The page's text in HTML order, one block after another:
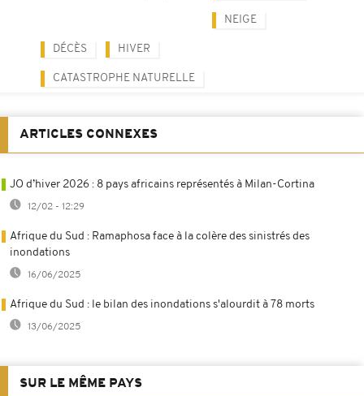
NEIGE
DÉCÈS HIVER
CATASTROPHE NATURELLE
ARTICLES CONNEXES
JO d’hiver 2026 : 8 pays africains représentés à Milan-Cortina
12/02 - 12:29
Afrique du Sud : Ramaphosa face à la colère des sinistrés des
inondations
16/06/2025
Afrique du Sud : le bilan des inondations s'alourdit à 78 morts
13/06/2025
SUR LE MÊME PAYS